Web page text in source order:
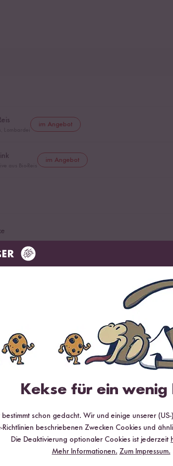
im Angebot
im Angebot
aus Bio-Reis
im Angebot
Kekse für ein wenig
bestimmt schon gedacht. Wir und einige unserer
Richtlinien beschriebenen Zwecken Cookies und
Die Deaktivierung optionaler Cookies ist jederzeit
Mehr Informationen. Zum Impressum.